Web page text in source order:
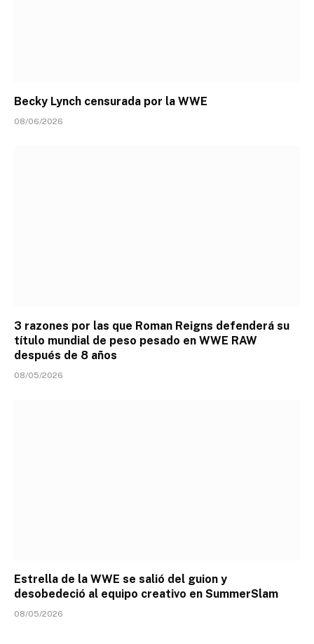
Becky Lynch censurada por la WWE
08/06/2026
3 razones por las que Roman Reigns defenderá su
título mundial de peso pesado en WWE RAW
después de 8 años
08/05/2026
Estrella de la WWE se salió del guion y
desobedeció al equipo creativo en SummerSlam
08/05/2026